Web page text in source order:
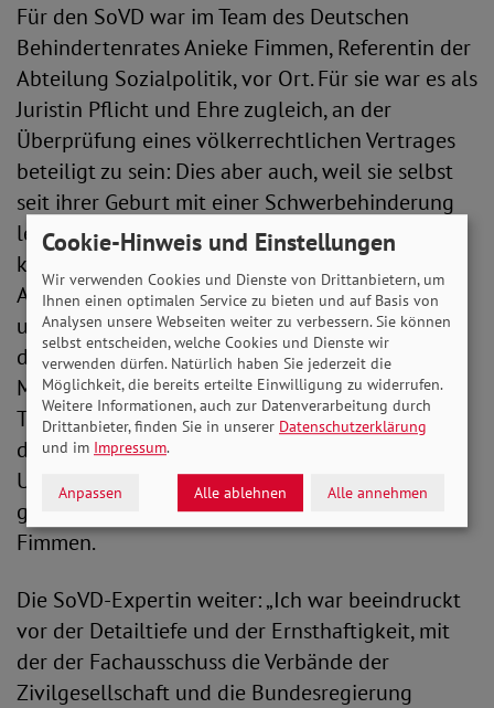
Für den SoVD war im Team des Deutschen
Behindertenrates Anieke Fimmen, Referentin der
Abteilung Sozialpolitik, vor Ort. Für sie war es als
Juristin Pflicht und Ehre zugleich, an der
Überprüfung eines völkerrechtlichen Vertrages
beteiligt zu sein: Dies aber auch, weil sie selbst
seit ihrer Geburt mit einer Schwerbehinderung
lebt und auf einen Rollstuhl angewiesen ist. „Ich
kenne die Herausforderungen um Bildung und
Ausbildung an Regelschulen und Universitäten,
um ständiges Rechtfertigen, Zurückstecken und
das Finden kreativer Lösungen. Dies ist für
Menschen mit Behinderungen an der
Tagesordnung. Mir ist es ein großes Anliegen,
dass mehr Menschen – auch jene mit hohem
Unterstützungsbedarf – besser am
gesellschaftlichen Leben teilhaben können“, so
Fimmen.
Die SoVD-Expertin weiter: „Ich war beeindruckt
vor der Detailtiefe und der Ernsthaftigkeit, mit
der der Fachausschuss die Verbände der
Zivilgesellschaft und die Bundesregierung
Cookie-Hinweis und Einstellungen
Wir verwenden Cookies und Dienste von Drittanbietern, um
Ihnen einen optimalen Service zu bieten und auf Basis von
Analysen unsere Webseiten weiter zu verbessern. Sie können
selbst entscheiden, welche Cookies und Dienste wir
verwenden dürfen. Natürlich haben Sie jederzeit die
Möglichkeit, die bereits erteilte Einwilligung zu widerrufen.
Weitere Informationen, auch zur Datenverarbeitung durch
Drittanbieter, finden Sie in unserer Datenschutzerklärung
und im Impressum.
Anpassen Alle ablehnen Alle annehmen